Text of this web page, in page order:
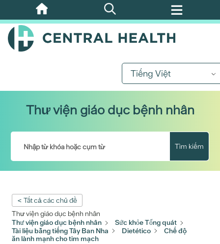
Bỏ
qua
nội
Tiếng Việt
Thư viện giáo dục bệnh nhân
Tìm kiếm
< Tất cả các chủ đề
Thư viện giáo dục bệnh nhân
Thư viện giáo dục bệnh nhân
Sức khỏe Tổng quát
Tài liệu bằng tiếng Tây Ban Nha
Dietético
Chế độ
ăn lành mạnh cho tim mạch